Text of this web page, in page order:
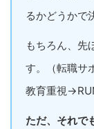
るかどうかで
もちろん、先
す。（転職サ
教育重視
ただ、それで